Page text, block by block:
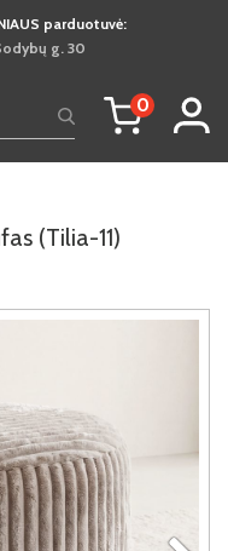
parduotuvė:
g. 30
0
(Tilia-11)